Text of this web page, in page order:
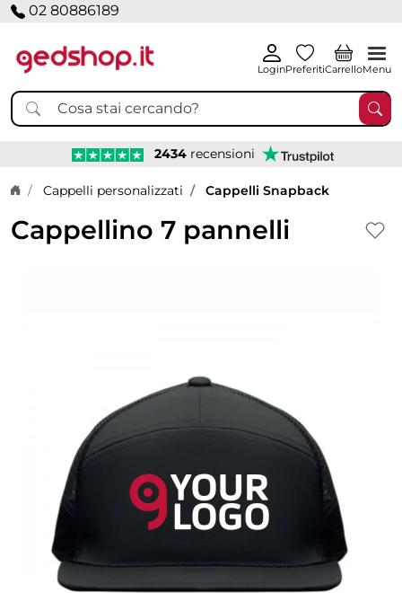
02 80886189
LoginPreferitiCarrelloMenu
2434 recensioni
Home page
Cappelli personalizzati Cappelli Snapback
Cappellino 7 pannelli